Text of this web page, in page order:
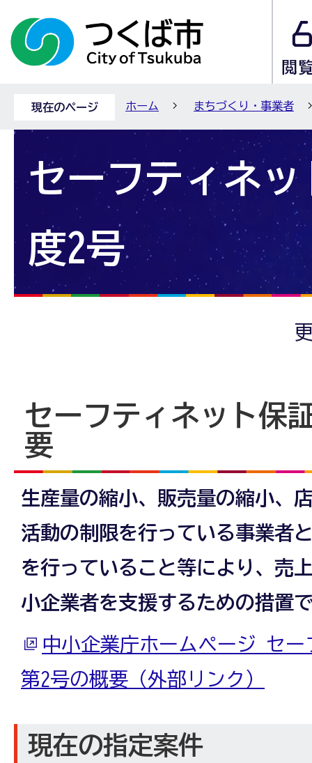
現在のページ ホーム まちづくり・事業者
セーフティネッ
度2号
セーフティネット保
要
生産量の縮小、販売量の縮小、
活動の制限を行っている事業者
を行っていること等により、売
小企業者を支援するための措置
中小企業庁ホームページ セー
第2号の概要（外部リンク）
現在の指定案件